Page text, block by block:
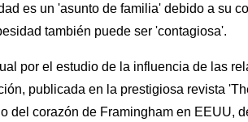
es un 'asunto de familia' debido a su
también puede ser 'contagiosa'.
por el estudio de la influencia de las
publicada en la prestigiosa revista
del corazón de Framingham en EEUU,